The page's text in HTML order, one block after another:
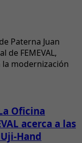
Paterna Juan
de FEMEVAL,
modernización
Oficina
acerca a las
Hand